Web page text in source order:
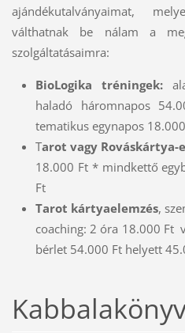
ajándékutalványaimat,
válthatnak be nálam a
szolgáltatásaimra:
BioLogika tréningek:
haladó háromnapos
tematikus egynapos
Tarot vagy Rováskártya-
18.000 Ft * mindkettő
Ft
Tarot kártyaelemzés,
coaching: 2 óra 18.000 Ft
bérlet 54.000 Ft helyett